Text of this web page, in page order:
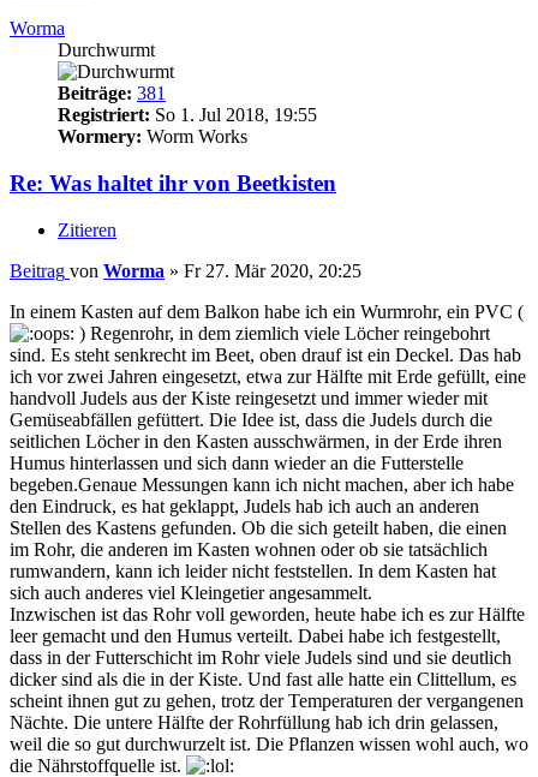
Worma
Durchwurmt
Beiträge: 381
Registriert: So 1. Jul 2018, 19:55
Wormery: Worm Works
Re: Was haltet ihr von Beetkisten
Zitieren
Beitrag von Worma » Fr 27. Mär 2020, 20:25
In einem Kasten auf dem Balkon habe ich ein Wurmrohr, ein PVC (
) Regenrohr, in dem ziemlich viele Löcher reingebohrt
sind. Es steht senkrecht im Beet, oben drauf ist ein Deckel. Das hab
ich vor zwei Jahren eingesetzt, etwa zur Hälfte mit Erde gefüllt, eine
handvoll Judels aus der Kiste reingesetzt und immer wieder mit
Gemüseabfällen gefüttert. Die Idee ist, dass die Judels durch die
seitlichen Löcher in den Kasten ausschwärmen, in der Erde ihren
Humus hinterlassen und sich dann wieder an die Futterstelle
begeben.Genaue Messungen kann ich nicht machen, aber ich habe
den Eindruck, es hat geklappt, Judels hab ich auch an anderen
Stellen des Kastens gefunden. Ob die sich geteilt haben, die einen
im Rohr, die anderen im Kasten wohnen oder ob sie tatsächlich
rumwandern, kann ich leider nicht feststellen. In dem Kasten hat
sich auch anderes viel Kleingetier angesammelt.
Inzwischen ist das Rohr voll geworden, heute habe ich es zur Hälfte
leer gemacht und den Humus verteilt. Dabei habe ich festgestellt,
dass in der Futterschicht im Rohr viele Judels sind und sie deutlich
dicker sind als die in der Kiste. Und fast alle hatte ein Clittellum, es
scheint ihnen gut zu gehen, trotz der Temperaturen der vergangenen
Nächte. Die untere Hälfte der Rohrfüllung hab ich drin gelassen,
weil die so gut durchwurzelt ist. Die Pflanzen wissen wohl auch, wo
die Nährstoffquelle ist.